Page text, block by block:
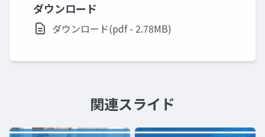
ダウンロード
ダウンロード(pdf - 2.78MB)
関連スライド